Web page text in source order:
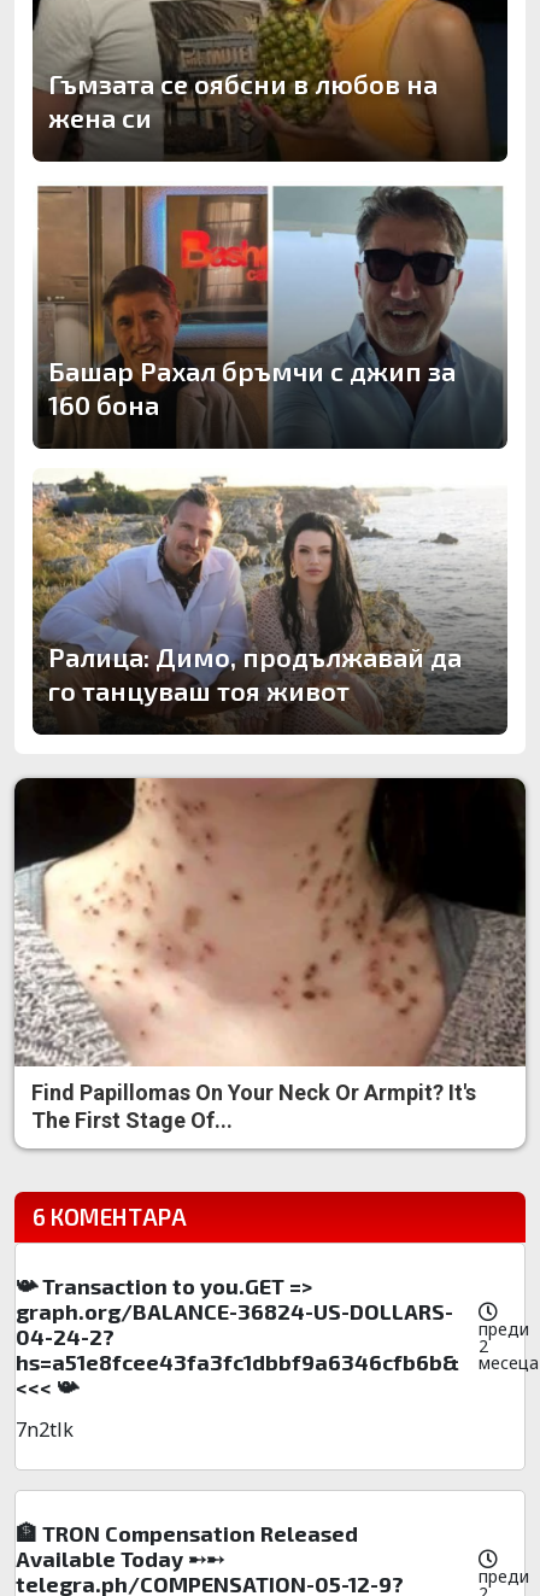
Гъмзата се оябсни в любов на
жена си
Башар Рахал бръмчи с джип за
160 бона
Ралица: Димо, продължавай да
го танцуваш тоя живот
Find Papillomas On Your Neck Or Armpit? It's
The First Stage Of...
6 КОМЕНТАРА
📯 Transaction to you.GET =>
graph.org/BALANCE-36824-US-DOLLARS-
04-24-2?
hs=a51e8fcee43fa3fc1dbbf9a6346cfb6b&
<<< 📯
преди
2
месеца
7n2tlk
🏦 TRON Compensation Released
Available Today ➸➸
telegra.ph/COMPENSATION-05-12-9?
преди